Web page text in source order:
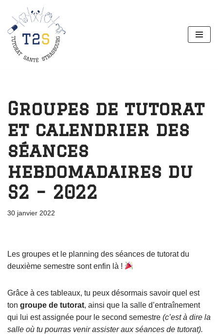
Aller
au
contenu
Groupes de tutorat
et calendrier des
séances
hebdomadaires du
S2 – 2022
30 janvier 2022
Les groupes et le planning des séances de tutorat du
deuxième semestre sont enfin là !
Grâce à ces tableaux, tu peux désormais savoir quel est
ton groupe de tutorat, ainsi que la salle d’entraînement
qui lui est assignée pour le second semestre (c’est à dire la
salle où tu pourras venir assister aux séances de tutorat).